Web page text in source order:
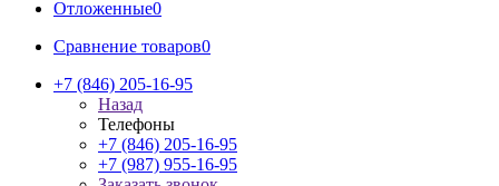
Отложенные0
Сравнение товаров0
+7 (846) 205-16-95
Назад
Телефоны
+7 (846) 205-16-95
+7 (987) 955-16-95